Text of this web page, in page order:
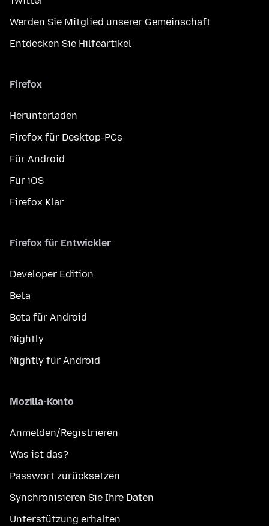
Werden Sie Mitglied unserer Gemeinschaft
Entdecken Sie Hilfeartikel
Firefox
Herunterladen
Firefox für Desktop-PCs
Für Android
Für iOS
Firefox Klar
Firefox für Entwickler
Developer Edition
Beta
Beta für Android
Nightly
Nightly für Android
Mozilla-Konto
Anmelden/Registrieren
Was ist das?
Passwort zurücksetzen
Synchronisieren Sie Ihre Daten
Unterstützung erhalten